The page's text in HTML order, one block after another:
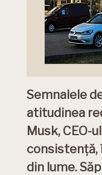
Semnalele
atitudinea
Musk, CEO-
consistență,
din lume.